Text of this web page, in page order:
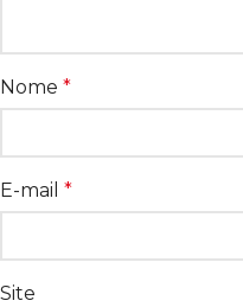
Nome *
E-mail *
Site